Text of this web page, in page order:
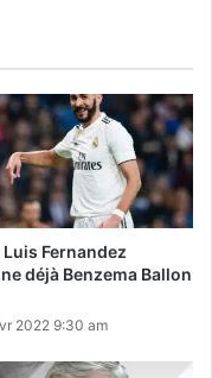
Luis Fernandez
déjà Benzema Ballon
2022 9:30 am